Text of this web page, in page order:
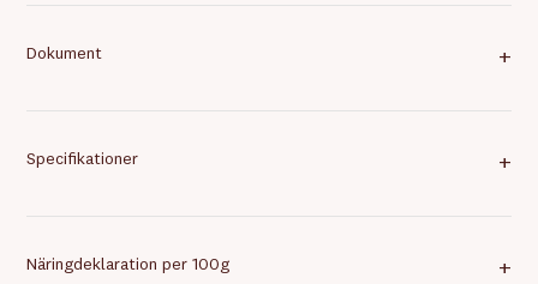
Dokument +
Specifikationer +
Näringdeklaration per 100g +